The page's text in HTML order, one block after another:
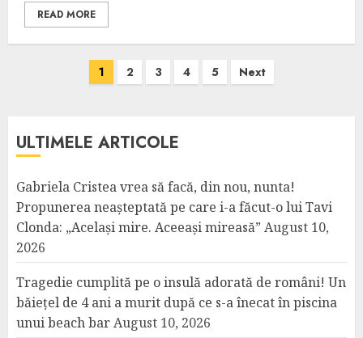
READ MORE
1 2 3 4 5 Next
ULTIMELE ARTICOLE
Gabriela Cristea vrea să facă, din nou, nunta!
Propunerea neașteptată pe care i-a făcut-o lui Tavi
Clonda: „Același mire. Aceeași mireasă” August 10,
2026
Tragedie cumplită pe o insulă adorată de români! Un
băiețel de 4 ani a murit după ce s-a înecat în piscina
unui beach barAugust 10, 2026